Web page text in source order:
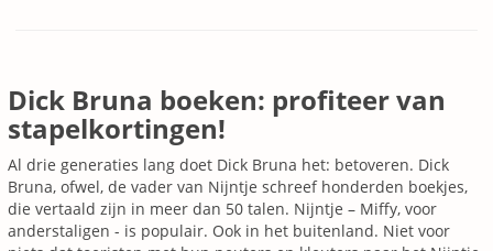
Dick Bruna boeken: profiteer van
stapelkortingen!
Al drie generaties lang doet Dick Bruna het: betoveren. Dick
Bruna, ofwel, de vader van Nijntje schreef honderden boekjes,
die vertaald zijn in meer dan 50 talen. Nijntje – Miffy, voor
anderstaligen - is populair. Ook in het buitenland. Niet voor